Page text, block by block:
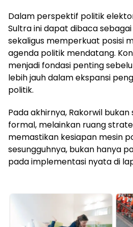
Dalam perspektif politik
Sultra ini dapat dibaca
sekaligus memperkuat posisi
agenda politik mendatang.
menjadi fondasi penting
lebih jauh dalam ekspansi
politik.
Pada akhirnya, Rakorwil
formal, melainkan ruang
memastikan kesiapan mesin
sesungguhnya, bukan hanya
pada implementasi nyata di